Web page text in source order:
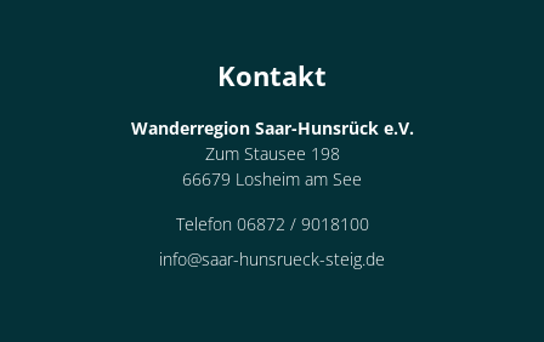
Kontakt
Wanderregion Saar-Hunsrück e.V.
Zum Stausee 198
66679 Losheim am See
Telefon 06872 / 9018100
info@saar-hunsrueck-steig.de